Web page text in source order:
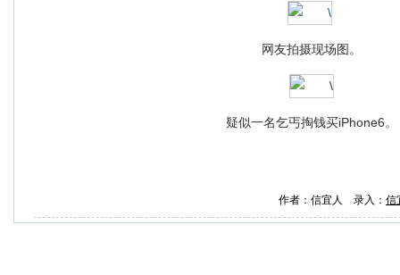
网友拍摄现场图。
疑似一名乞丐掏钱买iPhone6。
作者：信宜人 录入： 信